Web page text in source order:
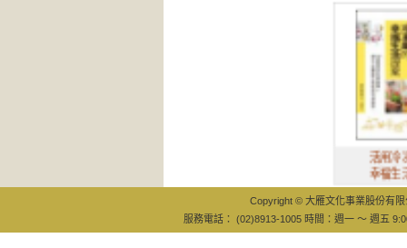
活用冷凍庫的
幸福生活提案
Copyright © 大雁文化事業股份有
服務電話： (02)8913-1005 時間：週一 ～ 週五